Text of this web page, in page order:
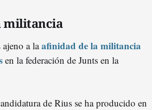
militancia
a laafinidad de la militancia
en la federación de Junts en la
de Rius se ha producido en